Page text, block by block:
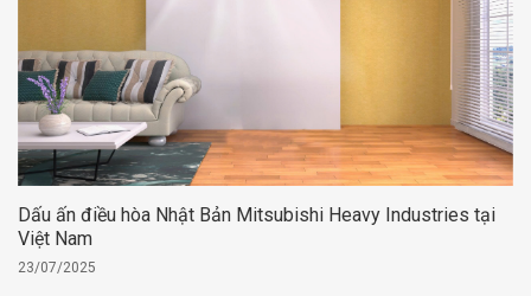
Dấu ấn điều hòa Nhật Bản Mitsubishi Heavy Industries tại
Việt Nam
23/07/2025